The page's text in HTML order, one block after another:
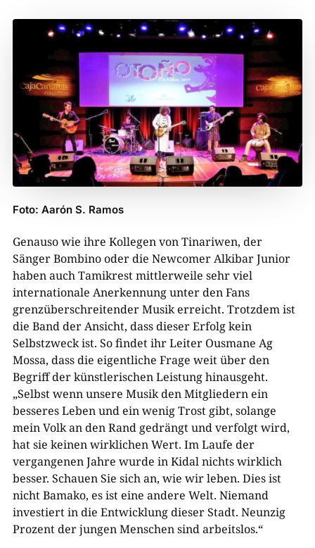
Foto: Aarón S. Ramos
Genauso wie ihre Kollegen von Tinariwen, der
Sänger Bombino oder die Newcomer Alkibar Junior
haben auch Tamikrest mittlerweile sehr viel
internationale Anerkennung unter den Fans
grenzüberschreitender Musik erreicht. Trotzdem ist
die Band der Ansicht, dass dieser Erfolg kein
Selbstzweck ist. So findet ihr Leiter Ousmane Ag
Mossa, dass die eigentliche Frage weit über den
Begriff der künstlerischen Leistung hinausgeht.
„Selbst wenn unsere Musik den Mitgliedern ein
besseres Leben und ein wenig Trost gibt, solange
mein Volk an den Rand gedrängt und verfolgt wird,
hat sie keinen wirklichen Wert. Im Laufe der
vergangenen Jahre wurde in Kidal nichts wirklich
besser. Schauen Sie sich an, wie wir leben. Dies ist
nicht Bamako, es ist eine andere Welt. Niemand
investiert in die Entwicklung dieser Stadt. Neunzig
Prozent der jungen Menschen sind arbeitslos.“